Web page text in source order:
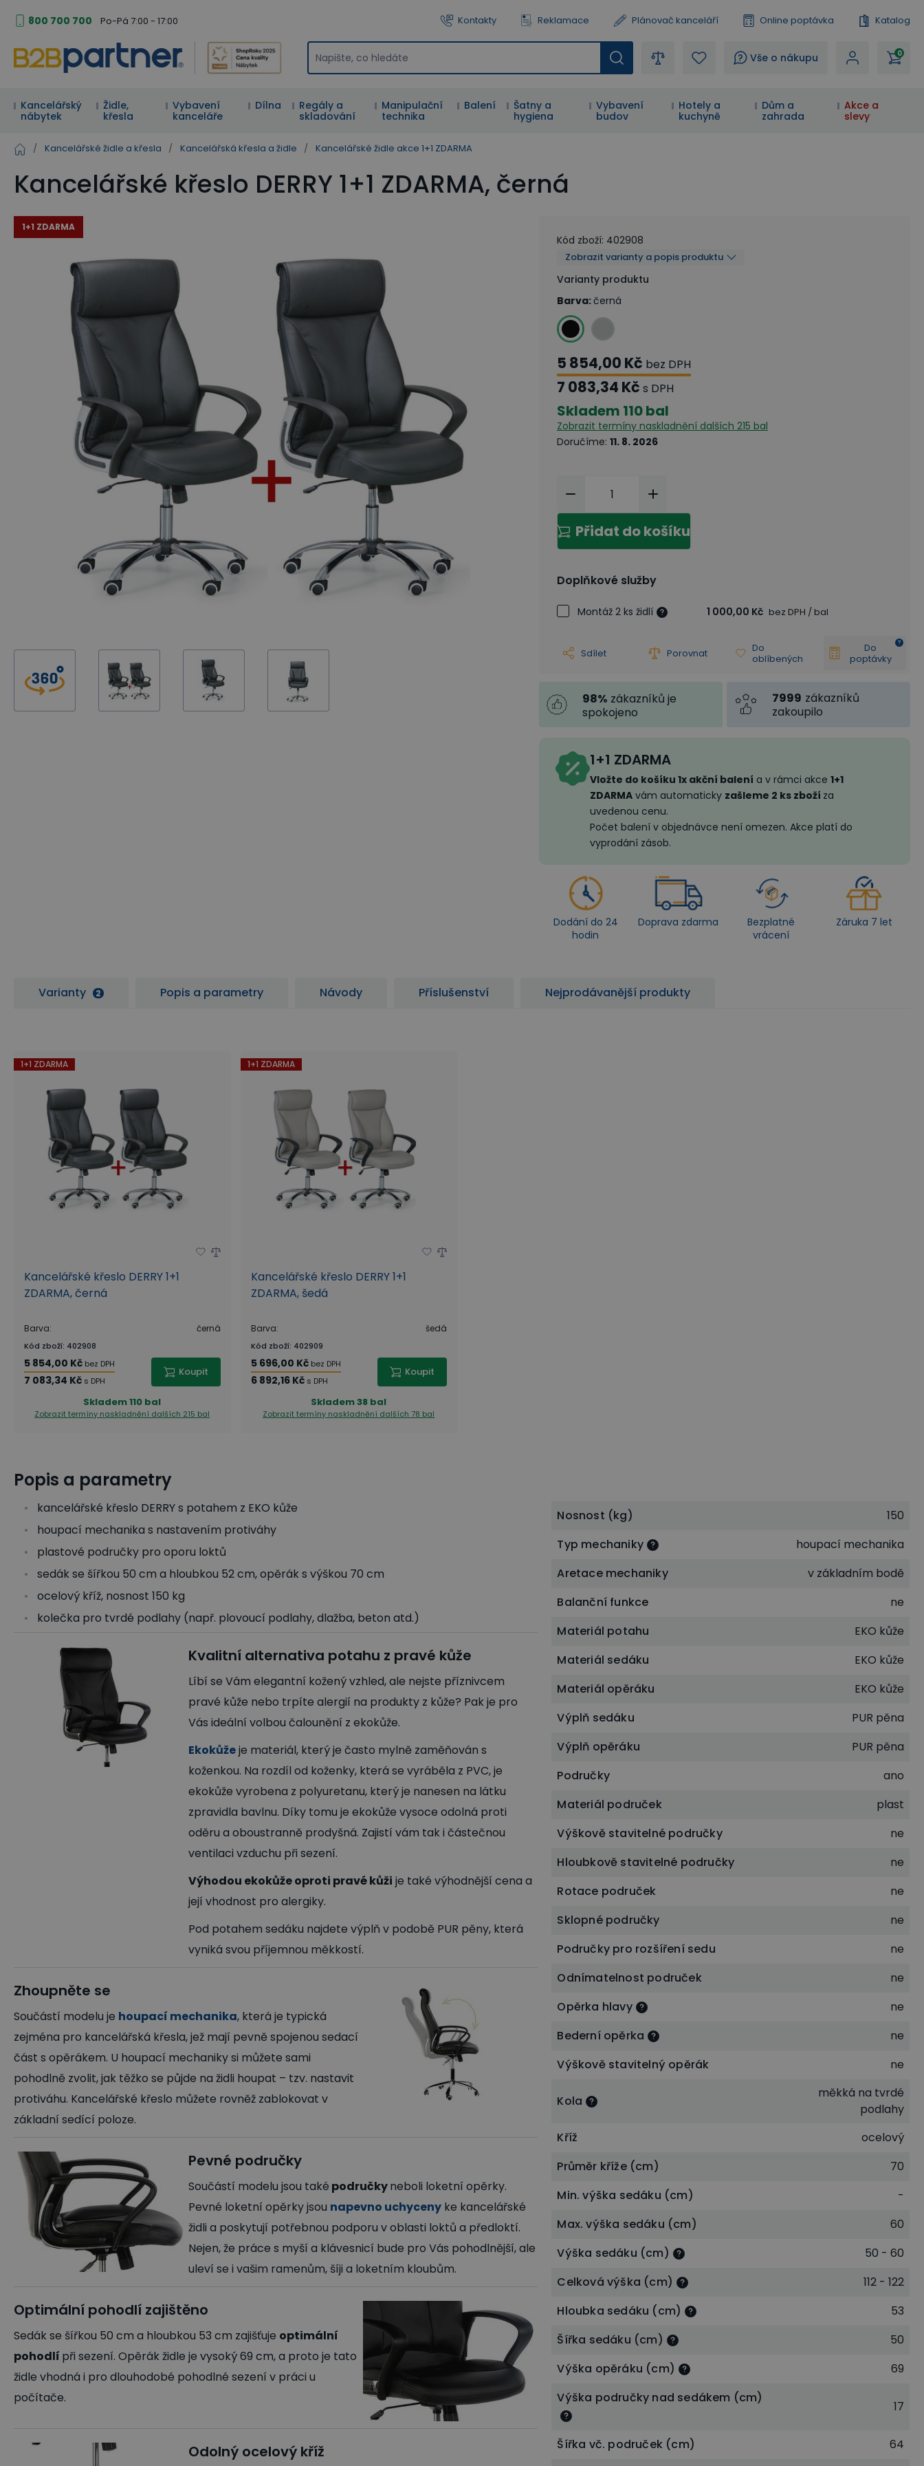
800 700 700 Po-Pá 7:00 - 17:00 Kontakty Reklamace Plánovač kanceláří Online poptávka Katalog
? Vše o nákupu 0
Kancelářský
nábytek
Židle,
křesla
Vybavení
kanceláře
Dílna
Regály a
skladování
Manipulační
technika
Balení
Šatny a
hygiena
Vybavení
budov
Hotely a
kuchyně
Dům a
zahrada
Akce a
slevy
/ Kancelářské židle a křesla / Kancelářská křesla a židle / Kancelářské židle akce 1+1 ZDARMA
Kancelářské křeslo DERRY 1+1 ZDARMA, černá
1+1 ZDARMA
Kód zboží: 402908
Zobrazit varianty a popis produktu
Varianty produktu
Barva:černá
5 854,00 Kč bez DPH
7 083,34 Kč s DPH
Skladem 110 bal
Zobrazit termíny naskladnění dalších 215 bal
Doručíme: 11. 8. 2026
Přidat do košíku
Doplňkové služby
Montáž 2 ks židlí 1 000,00 Kč bez DPH / bal
Sdílet Porovnat
Do
oblíbených
Do
poptávky
98% zákazníků je
spokojeno
7999 zákazníků
zakoupilo
1+1 ZDARMA
Vložte do košíku 1x akční balení a v rámci akce 1+1
ZDARMA vám automaticky zašleme 2 ks zboží za
uvedenou cenu.
Počet balení v objednávce není omezen. Akce platí do
vyprodání zásob.
Dodání do 24
hodin
Doprava zdarma
Bezplatné
vrácení
Záruka 7 let
Varianty 2 Popis a parametry Návody Příslušenství Nejprodávanější produkty
1+1 ZDARMA
Kancelářské křeslo DERRY 1+1
ZDARMA, černá
Barva: černá
Kód zboží: 402908
5 854,00 Kč bez DPH
7 083,34 Kč s DPH
Koupit
Skladem110 bal
Zobrazit termíny naskladnění dalších 215 bal
1+1 ZDARMA
Kancelářské křeslo DERRY 1+1
ZDARMA, šedá
Barva: šedá
Kód zboží: 402909
5 696,00 Kč bez DPH
6 892,16 Kč s DPH
Koupit
Skladem38 bal
Zobrazit termíny naskladnění dalších 78 bal
Popis a parametry
kancelářské křeslo DERRY s potahem z EKO kůže
houpací mechanika s nastavením protiváhy
plastové područky pro oporu loktů
sedák se šířkou 50 cm a hloubkou 52 cm, opěrák s výškou 70 cm
ocelový kříž, nosnost 150 kg
kolečka pro tvrdé podlahy (např. plovoucí podlahy, dlažba, beton atd.)
Kvalitní alternativa potahu z pravé kůže
Líbí se Vám elegantní kožený vzhled, ale nejste příznivcem
pravé kůže nebo trpíte alergií na produkty z kůže? Pak je pro
Vás ideální volbou čalounění z ekokůže.
Ekokůžeje materiál, který je často mylně zaměňován s
koženkou. Na rozdíl od koženky, která se vyráběla z PVC, je
ekokůže vyrobena z polyuretanu, který je nanesen na látku
zpravidla bavlnu. Díky tomu je ekokůže vysoce odolná proti
oděru a oboustranně prodyšná. Zajistí vám tak i částečnou
ventilaci vzduchu při sezení.
Výhodou ekokůže oproti pravé kůži je také výhodnější cena a
její vhodnost pro alergiky.
Pod potahem sedáku najdete výplň v podobě PUR pěny, která
vyniká svou příjemnou měkkostí.
Zhoupněte se
Součástí modelu je houpací mechanika, která je typická
zejména pro kancelářská křesla, jež mají pevně spojenou sedací
část s opěrákem. U houpací mechaniky si můžete sami
pohodlně zvolit, jak těžko se půjde na židli houpat – tzv. nastavit
protiváhu. Kancelářské křeslo můžete rovněž zablokovat v
základní sedící poloze.
Pevné područky
Součástí modelu jsou také područkyneboli loketní opěrky.
Pevné loketní opěrky jsou napevno uchyceny ke kancelářské
židli a poskytují potřebnou podporu v oblasti loktů a předloktí.
Nejen, že práce s myší a klávesnicí bude pro Vás pohodlnější, ale
uleví se i vašim ramenům, šíji a loketním kloubům.
Optimální pohodlí zajištěno
Sedák se šířkou 50 cm a hloubkou 53 cm zajišťuje optimální
pohodlí při sezení. Opěrák židle je vysoký 69 cm, a proto je tato
židle vhodná i pro dlouhodobé pohodlné sezení v práci u
počítače.
Odolný ocelový kříž
Nosnost (kg)
150
Typ mechaniky
houpací mechanika
Aretace mechaniky
v základním bodě
Balanční funkce
ne
Materiál potahu
EKO kůže
Materiál sedáku
EKO kůže
Materiál opěráku
EKO kůže
Výplň sedáku
PUR pěna
Výplň opěráku
PUR pěna
Područky
ano
Materiál područek
plast
Výškově stavitelné područky
ne
Hloubkově stavitelné područky
ne
Rotace područek
ne
Sklopné područky
ne
Područky pro rozšíření sedu
ne
Odnímatelnost područek
ne
Opěrka hlavy
ne
Bederní opěrka
ne
Výškově stavitelný opěrák
ne
Kola
měkká na tvrdé
podlahy
Kříž
ocelový
Průměr kříže (cm)
70
Min. výška sedáku (cm)
-
Max. výška sedáku (cm)
60
Výška sedáku (cm)
50 - 60
Celková výška (cm)
112 - 122
Hloubka sedáku (cm)
53
Šířka sedáku (cm)
50
Výška opěráku (cm)
69
Výška područky nad sedákem (cm)
17
Šířka vč. područek (cm)
64